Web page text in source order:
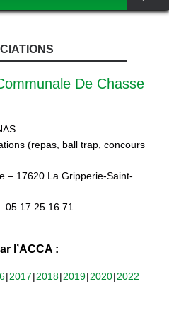
De Chasse
(repas, ball trap, concours
– 17620 La Gripperie-Saint-
05 17 25 16 71
l’ACCA :
2017 2018 2019 2020 2022